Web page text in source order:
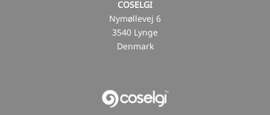
COSELGI
Nymøllevej 6
3540 Lynge
Denmark